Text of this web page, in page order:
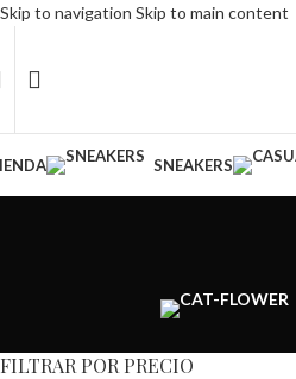
Skip to navigation Skip to main content
SNEAKERS
FILTRAR POR PRECIO